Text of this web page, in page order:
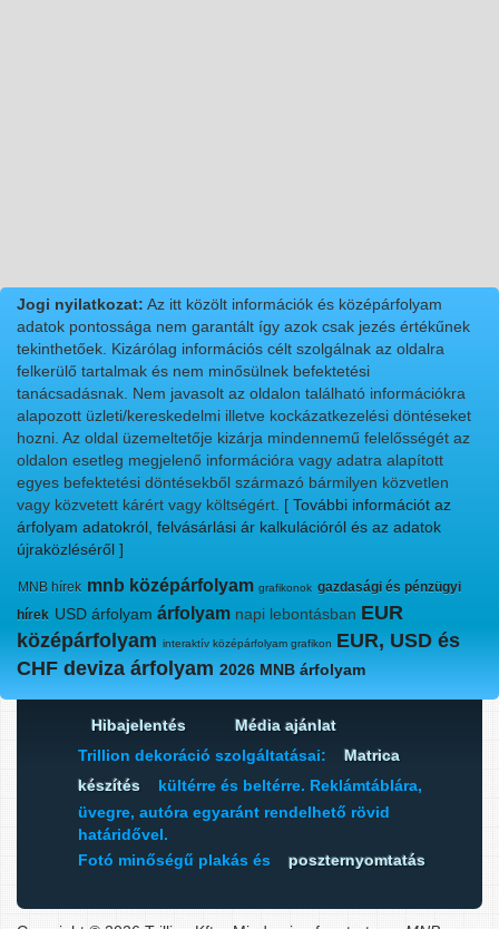
Jogi nyilatkozat: Az itt közölt információk és középárfolyam
adatok pontossága nem garantált így azok csak jezés értékűnek
tekinthetőek. Kizárólag információs célt szolgálnak az oldalra
felkerülő tartalmak és nem minősülnek befektetési
tanácsadásnak. Nem javasolt az oldalon található információkra
alapozott üzleti/kereskedelmi illetve kockázatkezelési döntéseket
hozni. Az oldal üzemeltetője kizárja mindennemű felelősségét az
oldalon esetleg megjelenő információra vagy adatra alapított
egyes befektetési döntésekből származó bármilyen közvetlen
vagy közvetett kárért vagy költségért. [ További információt az
árfolyam adatokról, felvásárlási ár kalkulációról és az adatok
újraközléséről ]
MNB hírek mnb középárfolyam grafikonok gazdasági és pénzügyi
hírek USD árfolyam árfolyam napi lebontásban EUR
középárfolyam interaktív középárfolyam grafikon EUR, USD és
CHF deviza árfolyam 2026 MNB árfolyam
Hibajelentés
Média ajánlat
Trillion dekoráció szolgáltatásai:
Matrica
készítés
kültérre és beltérre. Reklámtáblára,
üvegre, autóra egyaránt rendelhető rövid
határidővel.
Fotó minőségű plakás és
poszternyomtatás